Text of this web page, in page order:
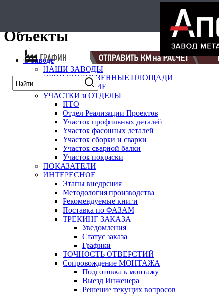
Объекты
О заводе
НАШИ ЗАВОДЫ
ПРОИЗВОДСТВЕННЫЕ ПЛОЩАДИ
ОБОРУДОВАНИЕ
УЧАСТКИ и ОТДЕЛЫ
ПТО
Отдел Реализации Проектов
Участок профильных деталей
Участок фасонных деталей
Участок сборки и сварки
Участок сварной балки
Участок покраски
ПОКАЗАТЕЛИ
ИНТЕРЕСНОЕ
Этапы внедрения
Методология производства
Рекомендуемые книги
Поставка по ФАЗАМ
ТРЕКИНГ ЗАКАЗА
Уведомления
Статус заказа
Графики
ТОЧНОСТЬ ОТВЕРСТИЙ
Сопровождение МОНТАЖА
Подготовка к монтажу
Выезд Инженера
Решение текущих вопросов